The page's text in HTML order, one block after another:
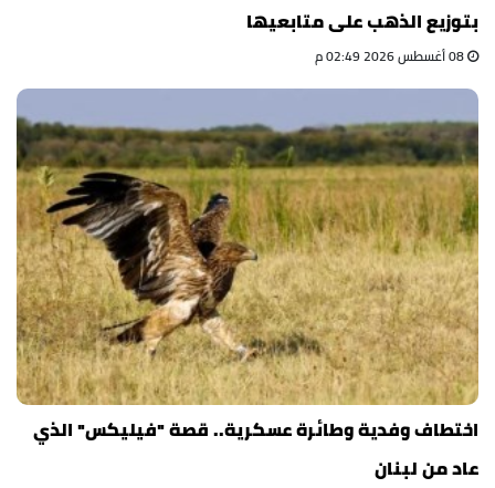
بتوزيع الذهب على متابعيها
اختطاف وفدية وطائرة عسكرية.. قصة "فيليكس" الذي
عاد من لبنان